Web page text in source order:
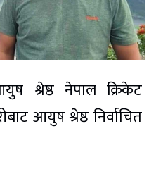
श्रेष्ठ नेपाल क्रिकेट
आयुष श्रेष्ठ निर्वाचित